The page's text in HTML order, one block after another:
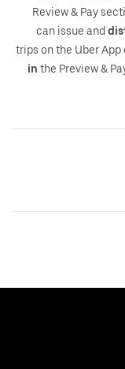
Review & Pay
can issue and
trips on the Uber App
in the Preview &